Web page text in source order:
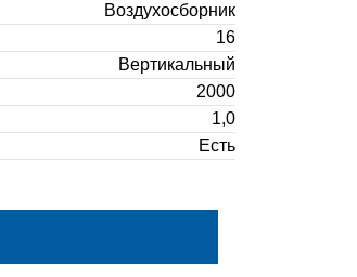
Воздухосборник
16
Вертикальный
2000
1,0
Есть